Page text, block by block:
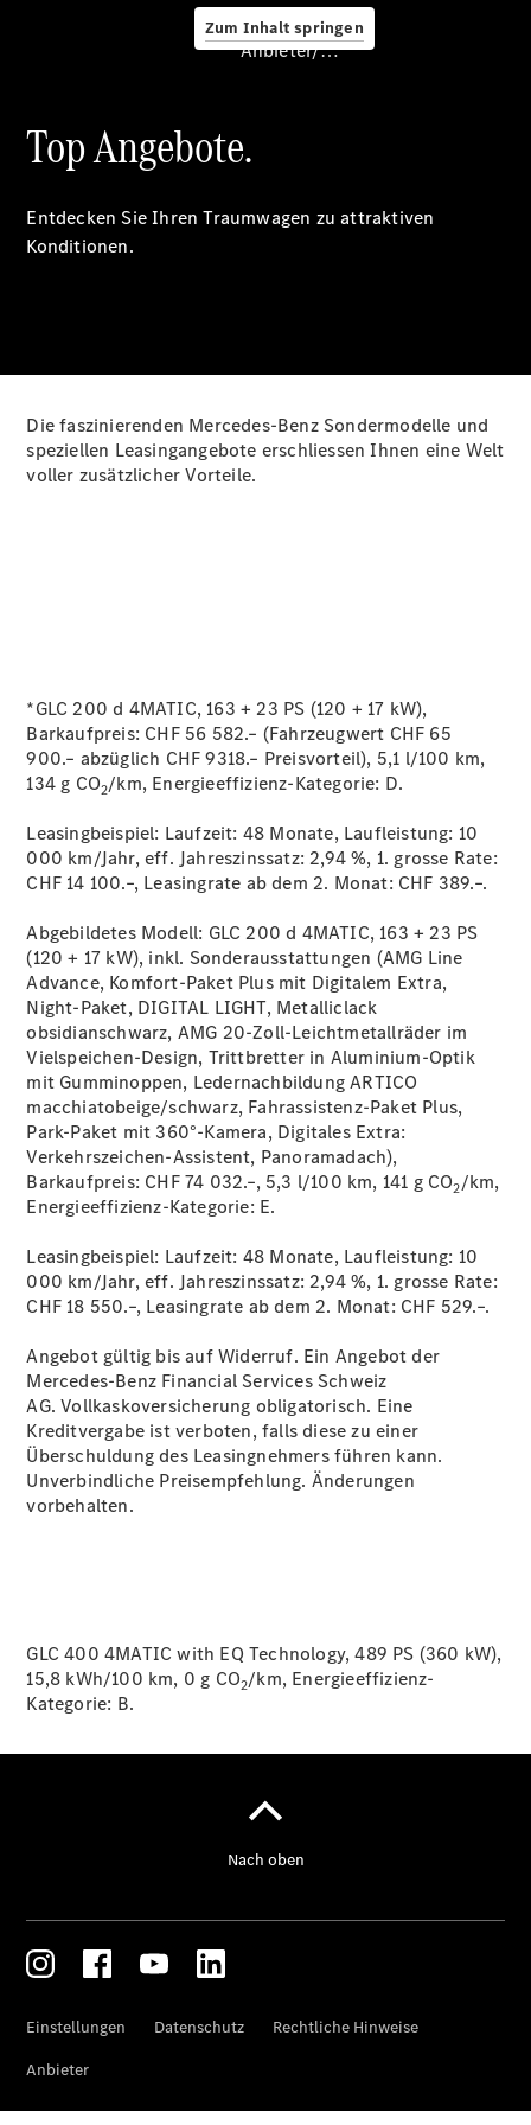
Zum Inhalt springen
Service &
laden
Pannen- &
Unfallhilfe
Reparatur
Service &
Garantie
Rückrufe
Ersatzteile
Accessories
Broschüre
Fahrzeugzubehör
Collection
Servicetermin
buchen
Über uns
Standort &
Öffnungszeiten
Unternehmen
Jobs &
Karriere
Kontaktformular
Anbieter/Datenschutz
Top Angebote.
Entdecken Sie Ihren Traumwagen zu attraktiven
Konditionen.
Die faszinierenden Mercedes-Benz Sondermodelle und
speziellen Leasingangebote erschliessen Ihnen eine Welt
voller zusätzlicher Vorteile.
*GLC 200 d 4MATIC, 163 + 23 PS (120 + 17 kW),
Barkaufpreis: CHF 56 582.– (Fahrzeugwert CHF 65
900.– abzüglich CHF 9318.– Preisvorteil), 5,1 l/100 km,
134 g CO2/km, Energieeffizienz-Kategorie: D.
Leasingbeispiel: Laufzeit: 48 Monate, Laufleistung: 10
000 km/Jahr, eff. Jahreszinssatz: 2,94 %, 1. grosse Rate:
CHF 14 100.–, Leasingrate ab dem 2. Monat: CHF 389.–.
Abgebildetes Modell: GLC 200 d 4MATIC, 163 + 23 PS
(120 + 17 kW), inkl. Sonderausstattungen (AMG Line
Advance, Komfort-Paket Plus mit Digitalem Extra,
Night-Paket, DIGITAL LIGHT, Metalliclack
obsidianschwarz, AMG 20-Zoll-Leichtmetallräder im
Vielspeichen-Design, Trittbretter in Aluminium-Optik
mit Gumminoppen, Ledernachbildung ARTICO
macchiatobeige/schwarz, Fahrassistenz-Paket Plus,
Park-Paket mit 360°-Kamera, Digitales Extra:
Verkehrszeichen-Assistent, Panoramadach),
Barkaufpreis: CHF 74 032.–, 5,3 l/100 km, 141 g CO2/km,
Energieeffizienz-Kategorie: E.
Leasingbeispiel: Laufzeit: 48 Monate, Laufleistung: 10
000 km/Jahr, eff. Jahreszinssatz: 2,94 %, 1. grosse Rate:
CHF 18 550.–, Leasingrate ab dem 2. Monat: CHF 529.–.
Angebot gültig bis auf Widerruf. Ein Angebot der
Mercedes-Benz Financial Services Schweiz
AG. Vollkaskoversicherung obligatorisch. Eine
Kreditvergabe ist verboten, falls diese zu einer
Überschuldung des Leasingnehmers führen kann.
Unverbindliche Preisempfehlung. Änderungen
vorbehalten.
GLC 400 4MATIC with EQ Technology, 489 PS (360 kW),
15,8 kWh/100 km, 0 g CO2/km, Energieeffizienz-
Kategorie: B.